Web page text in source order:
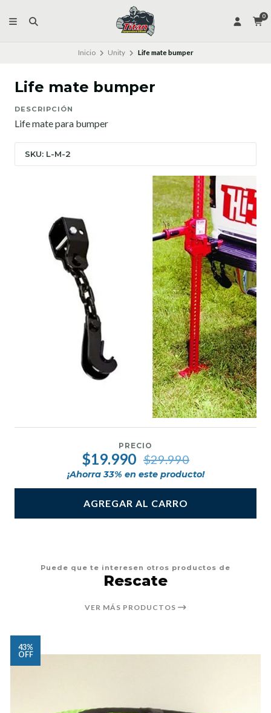
0
Inicio Unity Life mate bumper
Life mate bumper
DESCRIPCIÓN
Life mate para bumper
SKU: L-M-2
PRECIO
$19.990 $29.990
¡Ahorra33% en este producto!
AGREGAR AL CARRO
Puede que te interesen otros productos de
Rescate
VER MÁS PRODUCTOS
43%
OFF